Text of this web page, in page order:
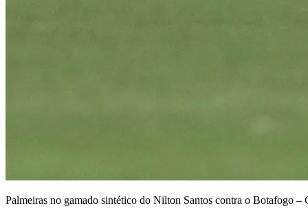
Palmeiras no gamado sintético do Nilton Santos contra o Botafogo –